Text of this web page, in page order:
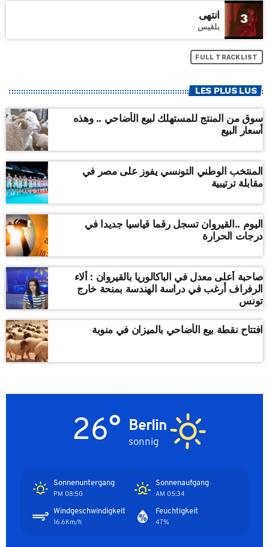
3 انتهى
بلقيس
FULL TRACKLIST
LES PLUS LUS
سوق من المنتج للمستهلك لبيع الأضاحي .. وهذه
أسعار البيع
المنتخب الوطني التونسي يفوز على مصر في
مقابلة ترتيبية
اليوم ..القيروان تسجل رقما قياسيا جديدا في
درجات الحرارة
صاحبة أعلى معدل في الباكالوريا بالقيروان : ألاء
الرفراف أرغب في دراسة الهندسة بمنحة خارج
تونس
افتتاح نقطة بيع الأضاحي بالميزان في منوبة
Berlin
sonnig
26°
Sonnenaufgang
05:34 AM
Sonnenuntergang
08:50 PM
Feuchtigkeit
47%
Windgeschwindigkeit
16.6Km/h